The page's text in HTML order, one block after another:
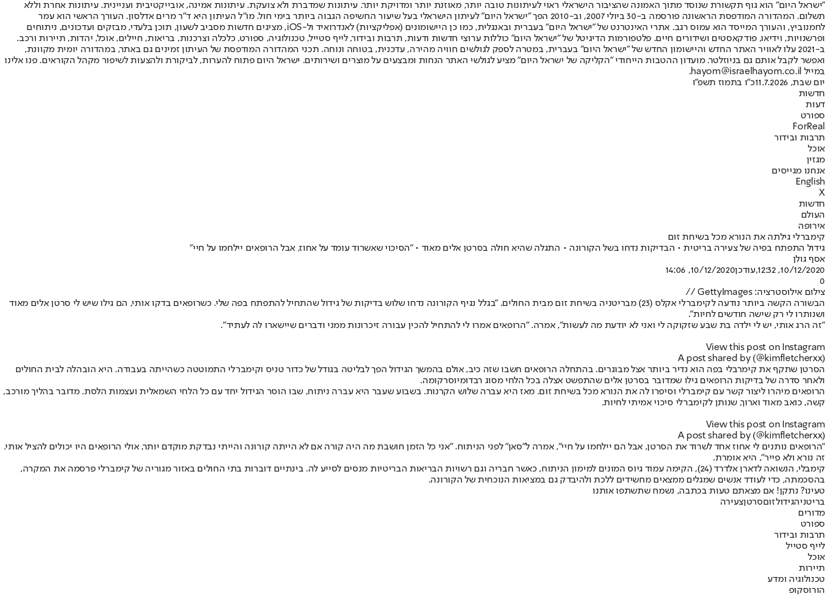
"ישראל היום" הוא גוף תקשורת שנוסד מתוך האמונה שהציבור הישראלי ראוי לעיתונות טובה יותר, מאוזנת יותר ומדויקת יותר. עיתונות שמדברת ולא צועקת. עיתונות אמינה, אובייקטיבית ועניינית. עיתונות אחרת וללא
תשלום. המהדורה המודפסת הראשונה פורסמה ב-30 ביולי 2007, וב-2010 הפך "ישראל היום" לעיתון הישראלי בעל שיעור החשיפה הגבוה ביותר בימי חול. מו"ל העיתון היא ד"ר מרים אדלסון. העורך הראשי הוא עמר
לחמנוביץ, והעורך המייסד הוא עמוס רגב. אתרי האינטרנט של "ישראל היום" בעברית ובאנגלית, כמו כן היישומונים (אפליקציות) לאנדרואיד ול-iOS, מציגים חדשות מסביב לשעון, תוכן בלעדי, מבזקים ועדכונים, ניתוחים
ופרשנויות, וידיאו, פודקאסטים ושידורים חיים. פלטפורמות הדיגיטל של "ישראל היום" כוללות ערוצי חדשות ודעות, תרבות ובידור, לייף סטייל, טכנולוגיה, ספורט, כלכלה וצרכנות, בריאות, חיילים, אוכל, יהדות, תיירות ורכב.
ב-2021 עלו לאוויר האתר החדש והיישומון החדש של "ישראל היום" בעברית, במטרה לספק לגולשים חוויה מהירה, עדכנית, בטוחה ונוחה. תכני המהדורה המודפסת של העיתון זמינים גם באתר, במהדורה יומית מקוונת,
ואפשר לקבל אותם גם בניוזלטר. מועדון ההטבות הייחודי "הקליקה של ישראל היום" מציע לגולשי האתר הנחות ומבצעים על מוצרים ושירותים. ישראל היום פתוח להערות, לביקורת ולהצעות לשיפור מקהל הקוראים. פנו אלינו
במייל hayom@israelhayom.co.il.
יום שבת, 11.7.2026
כ"ו בתמוז תשפ"ו
חדשות
דעות
ספורט
ForReal
תרבות ובידור
אוכל
מגזין
אנחנו מגייסים
English
X
חדשות
העולם
אירופה
קימברלי גילתה את הנורא מכל בשיחת זום
גידול התפתח בפיה של צעירה בריטית • הבדיקות נדחו בשל הקורונה • התגלה שהיא חולה בסרטן אלים מאוד • "הסיכוי שאשרוד עומד על אחוז, אבל הרופאים יילחמו על חיי"
אסף גולן
10/12/2020, 12:32
,עודכן10/12/2020, 14:06
0
צילום אילוסטרציה: GettyImages //
הבשורה הקשה ביותר נודעה לקימברלי אקלס (23) מבריטניה בשיחת זום מבית החולים. "בגלל נגיף הקורונה נדחו שלוש בדיקות של גידול שהתחיל להתפתח בפה שלי. כשרופאים בדקו אותי, הם גילו שיש לי סרטן אלים מאוד
ושנותרו לי רק שישה חודשים לחיות".
"זה הרג אותי, יש לי ילדה בת שבע שזקוקה לי ואני לא יודעת מה לעשות", אמרה. "הרופאים אמרו לי להתחיל להכין עבורה זיכרונות ממני ודברים שיישארו לה לעתיד".
View this post on Instagram
A post shared by (@kimfletcherxx)
הסרטן שתקף את קימרבלי בפה הוא נדיר ביותר אצל מבוגרים. בהתחלה הרופאים חשבו שזה כיב, אולם בהמשך הגידול הפך לבליטה בגודל של כדור טניס וקימברלי התמוטטה כשהייתה בעבודה. היא הובהלה לבית החולים
ולאחר סדרה של בדיקות הרופאים גילו שמדובר בסרטן אלים שהתפשט אצלה בכל הלחי מסוג רבדומיוסרקומה.
הרופאים מיהרו ליצור קשר עם קימברלי וסיפרו לה את הנורא מכל בשיחת זום. מאז היא עברה שלוש הקרנות. בשבוע שעבר היא עברה ניתוח, שבו הוסר הגידול יחד עם כל הלחי השמאלית ועצמות הלסת. מדובר בהליך מורכב,
קשה, כואב מאוד וארוך, שנותן לקימברלי סיכוי אמיתי לחיות.
View this post on Instagram
A post shared by (@kimfletcherxx)
"הרופאים נותנים לי אחוז אחד לשרוד את הסרטן, אבל הם יילחמו על חיי", אמרה ל"סאן" לפני הניתוח. "אני כל הזמן חושבת מה היה קורה אם לא הייתה קורונה והייתי נבדקת מוקדם יותר, אולי הרופאים היו יכולים להציל אותי.
זה נורא ולא פייר", היא אומרת.
קימבלי, הנשואה לדארן אלדרד (24), הקימה עמוד גיוס המונים למימון הניתוח, כאשר חבריה וגם רשויות הבריאות הבריטיות מנסים לסייע לה. בינתיים דוברות בתי החולים באזור מגוריה של קימברלי פרסמה את המקרה,
בהסכמתה, כדי לעודד אנשים שמגלים ממצאים מחשידים ללכת ולהיבדק גם במציאות הנוכחית של הקורונה.
טעינו? נתקן! אם מצאתם טעות בכתבה, נשמח שתשתפו אותנו
בריטניהגידולזוםסרטןצעירה
מדורים
ספורט
תרבות ובידור
לייף סטייל
אוכל
תיירות
טכנולוגיה ומדע
הורוסקופ